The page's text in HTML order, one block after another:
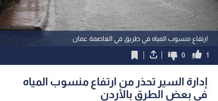
ارتفاع منسوب المياه في طريق في العاصمة عمان
1
0
إدارة السير تحذر من ارتفاع منسوب المياه
في بعض الطرق بالأردن